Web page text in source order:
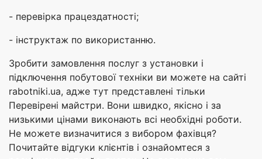
- перевірка працездатності;
- інструктаж по використанню.
Зробити замовлення послуг з установки і
підключення побутової техніки ви можете на сайті
rabotniki.ua, адже тут представлені тільки
Перевірені майстри. Вони швидко, якісно і за
низькими цінами виконають всі необхідні роботи.
Не можете визначитися з вибором фахівця?
Почитайте відгуки клієнтів і ознайомтеся з